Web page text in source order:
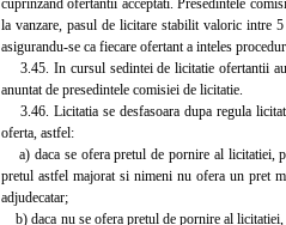
la vanzare, pasul de licitare stabilit valoric intre
asigurandu-se ca fiecare ofertant a inteles
3.45. In cursul sedintei de licitatie ofertantii
anuntat de presedintele comisiei de licitatie.
3.46. Licitatia se desfasoara dupa regula
oferta, astfel:
a) daca se ofera pretul de pornire al licitatiei,
pretul astfel majorat si nimeni nu ofera un pret
adjudecatar;
b) daca nu se ofera pretul de pornire al licitatiei,